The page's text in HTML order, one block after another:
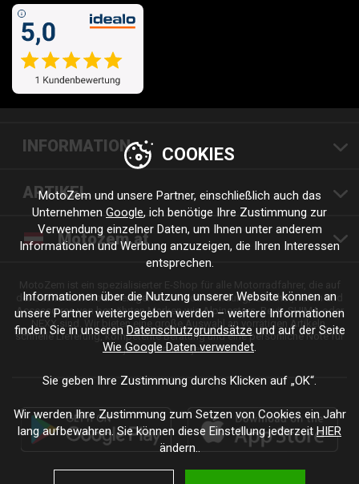
INFORMATION
ARTIKEL
Motozem.at
der Suche nach hochwertiger Motorradbekleidung, Zubehör, Teilen und
Accessoires von bewährten Marken wie Alpinestars, Revit, SHIMA oder
NEXX sind. Wir bieten eine große Auswahl an vorrätigen Artikeln,
schnelle Lieferung, kompetente Beratung und eine persönliche Note für
jede Fahrt und jeden Stil.
COOKIES
MotoZem und unsere Partner, einschließlich auch das
Unternehmen Google, ich benötige Ihre Zustimmung zur
Verwendung einzelner Daten, um Ihnen unter anderem
Informationen und Werbung anzuzeigen, die Ihren Interessen
entsprechen.
Informationen über die Nutzung unserer Website können an
unsere Partner weitergegeben werden – weitere Informationen
finden Sie in unseren Datenschutzgrundsätze und auf der Seite
Wie Google Daten verwendet.
Sie geben Ihre Zustimmung durchs Klicken auf „OK“.
Wir werden Ihre Zustimmung zum Setzen von Cookies ein Jahr
lang aufbewahren. Sie können diese Einstellung jederzeitHIER
ändern..